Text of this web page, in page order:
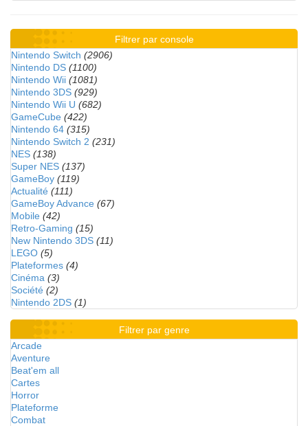
Filtrer par console
Nintendo Switch (2906)
Nintendo DS (1100)
Nintendo Wii (1081)
Nintendo 3DS (929)
Nintendo Wii U (682)
GameCube (422)
Nintendo 64 (315)
Nintendo Switch 2 (231)
NES (138)
Super NES (137)
GameBoy (119)
Actualité (111)
GameBoy Advance (67)
Mobile (42)
Retro-Gaming (15)
New Nintendo 3DS (11)
LEGO (5)
Plateformes (4)
Cinéma (3)
Société (2)
Nintendo 2DS (1)
Filtrer par genre
Arcade
Aventure
Beat'em all
Cartes
Horror
Plateforme
Combat